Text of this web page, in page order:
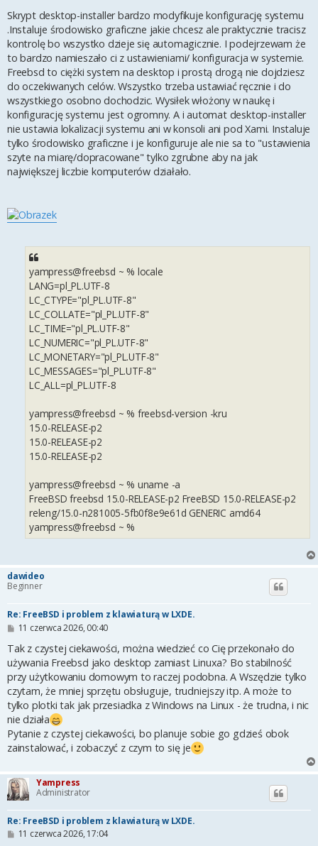
Skrypt desktop-installer bardzo modyfikuje konfigurację systemu
.Instaluje środowisko graficzne jakie chcesz ale praktycznie tracisz
kontrolę bo wszystko dzieje się automagicznie. I podejrzewam że
to bardzo namieszało ci z ustawieniami/ konfiguracja w systemie.
Freebsd to ciężki system na desktop i prostą drogą nie dojdziesz
do oczekiwanych celów. Wszystko trzeba ustawiać ręcznie i do
wszystkiego osobno dochodzic. Wysiłek włożony w naukę i
konfigurację systemu jest ogromny. A i automat desktop-installer
nie ustawia lokalizacji systemu ani w konsoli ani pod Xami. Instaluje
tylko środowisko graficzne i je konfiguruje ale nie sa to "ustawienia
szyte na miarę/dopracowane" tylko zgrubne aby na jak
największej liczbie komputerów działało.
yampress@freebsd ~ % locale
LANG=pl_PL.UTF-8
LC_CTYPE="pl_PL.UTF-8"
LC_COLLATE="pl_PL.UTF-8"
LC_TIME="pl_PL.UTF-8"
LC_NUMERIC="pl_PL.UTF-8"
LC_MONETARY="pl_PL.UTF-8"
LC_MESSAGES="pl_PL.UTF-8"
LC_ALL=pl_PL.UTF-8
yampress@freebsd ~ % freebsd-version -kru
15.0-RELEASE-p2
15.0-RELEASE-p2
15.0-RELEASE-p2
yampress@freebsd ~ % uname -a
FreeBSD freebsd 15.0-RELEASE-p2 FreeBSD 15.0-RELEASE-p2
releng/15.0-n281005-5fb0f8e9e61d GENERIC amd64
yampress@freebsd ~ %
dawideo
Beginner
Re: FreeBSD i problem z klawiaturą w LXDE.
P
s
t
11 czerwca 2026, 00:40
Tak z czystej ciekawości, można wiedzieć co Cię przekonało do
używania Freebsd jako desktop zamiast Linuxa? Bo stabilność
przy użytkowaniu domowym to raczej podobna. A Wszędzie tylko
czytam, że mniej sprzętu obsługuje, trudniejszy itp. A może to
tylko plotki tak jak przesiadka z Windows na Linux - że trudna, i nic
nie działa
Pytanie z czystej ciekawości, bo planuje sobie go gdzieś obok
zainstalować, i zobaczyć z czym to się je
Yampress
Administrator
Re: FreeBSD i problem z klawiaturą w LXDE.
P11 czerwca 2026, 17:04